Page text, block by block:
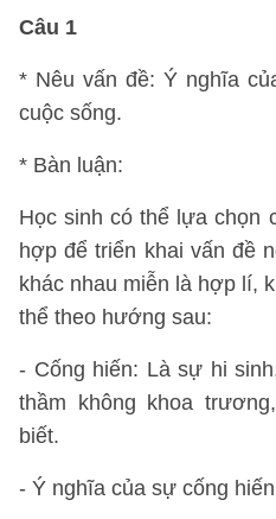
Câu 1
* Nêu vấn đề: Ý nghĩa
cuộc sống.
* Bàn luận:
Học sinh có thể lựa chọn
hợp để triển khai vấn đề
khác nhau miễn là hợp lí,
thể theo hướng sau:
- Cống hiến: Là sự hi
thầm không khoa
biết.
- Ý nghĩa của sự cống